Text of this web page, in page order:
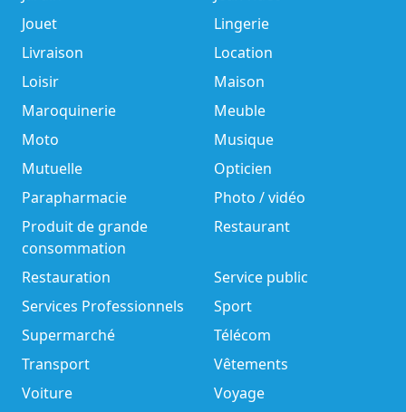
Jouet
Lingerie
Livraison
Location
Loisir
Maison
Maroquinerie
Meuble
Moto
Musique
Mutuelle
Opticien
Parapharmacie
Photo / vidéo
Produit de grande
consommation
Restaurant
Restauration
Service public
Services Professionnels
Sport
Supermarché
Télécom
Transport
Vêtements
Voiture
Voyage